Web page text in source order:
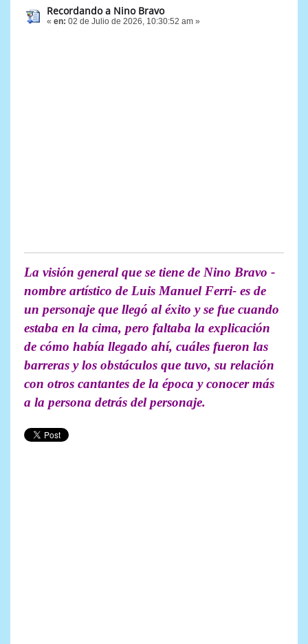
Recordando a Nino Bravo
« en: 02 de Julio de 2026, 10:30:52 am »
La visión general que se tiene de Nino Bravo -
nombre artístico de Luis Manuel Ferri- es de
un personaje que llegó al éxito y se fue cuando
estaba en la cima, pero faltaba la explicación
de cómo había llegado ahí, cuáles fueron las
barreras y los obstáculos que tuvo, su relación
con otros cantantes de la época y conocer más
a la persona detrás del personaje.